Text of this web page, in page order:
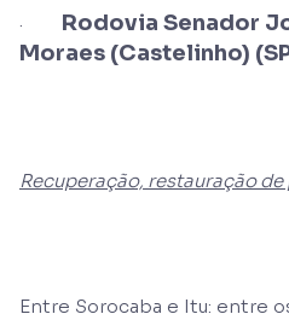
· Rodovia Senador
Moraes (Castelinho)
Recuperação, restauração
Entre Sorocaba e Itu: entre